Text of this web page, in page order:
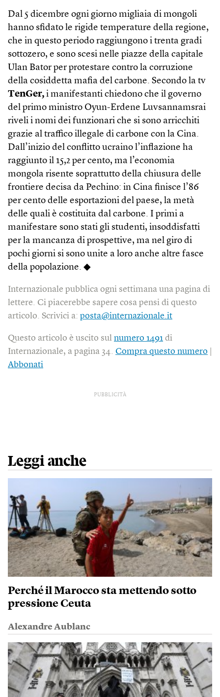
Dal 5 dicembre ogni giorno migliaia di mongoli
hanno sfidato le rigide temperature della regione,
che in questo periodo raggiungono i trenta gradi
sottozero, e sono scesi nelle piazze della capitale
Ulan Bator per protestare contro la corruzione
della cosiddetta mafia del carbone. Secondo la tv
TenGer, i manifestanti chiedono che il governo
del primo ministro Oyun-Erdene Luvsannamsrai
riveli i nomi dei funzionari che si sono arricchiti
grazie al traffico illegale di carbone con la Cina.
Dall’inizio del conflitto ucraino l’inflazione ha
raggiunto il 15,2 per cento, ma l’economia
mongola risente soprattutto della chiusura delle
frontiere decisa da Pechino: in Cina finisce l’86
per cento delle esportazioni del paese, la metà
delle quali è costituita dal carbone. I primi a
manifestare sono stati gli studenti, insoddisfatti
per la mancanza di prospettive, ma nel giro di
pochi giorni si sono unite a loro anche altre fasce
della popolazione. ◆
Internazionale pubblica ogni settimana una pagina di
lettere. Ci piacerebbe sapere cosa pensi di questo
articolo. Scrivici a: posta@internazionale.it
Questo articolo è uscito sul numero 1491 di
Internazionale, a pagina 34. Compra questo numero
Abbonati
PUBBLICITÀ
Leggi anche
Perché il Marocco sta mettendo sotto
pressione Ceuta
Alexandre Aublanc